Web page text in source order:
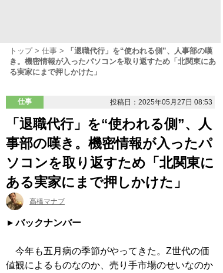
トップ 仕事
「退職代行」を“使われる側”、人事部の嘆
き。機密情報が入ったパソコンを取り返すため「北関東にあ
る実家にまで押しかけた」
仕事 投稿日：2025年05月27日 08:53
「退職代行」を“使われる側”、人
事部の嘆き。機密情報が入ったパ
ソコンを取り返すため「北関東に
ある実家にまで押しかけた」
高橋マナブ
バックナンバー
今年も五月病の季節がやってきた。Z世代の価
値観によるものなのか、売り手市場のせいなのか